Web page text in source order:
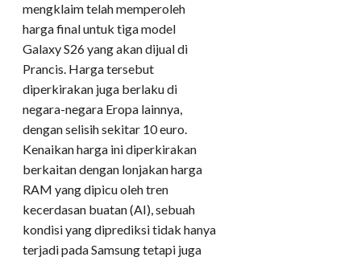
mengklaim telah memperoleh
harga final untuk tiga model
Galaxy S26 yang akan dijual di
Prancis. Harga tersebut
diperkirakan juga berlaku di
negara-negara Eropa lainnya,
dengan selisih sekitar 10 euro.
Kenaikan harga ini diperkirakan
berkaitan dengan lonjakan harga
RAM yang dipicu oleh tren
kecerdasan buatan (AI), sebuah
kondisi yang diprediksi tidak hanya
terjadi pada Samsung tetapi juga